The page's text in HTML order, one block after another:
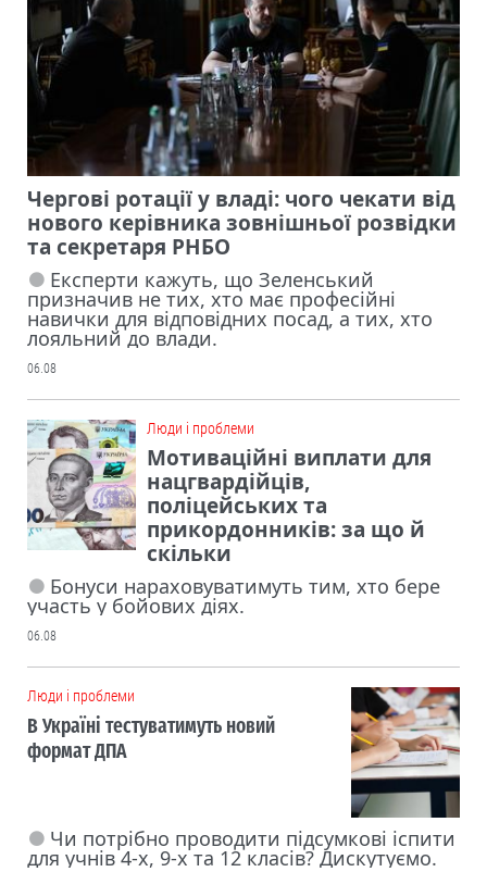
Чергові ротації у владі: чого чекати від
нового керівника зовнішньої розвідки
та секретаря РНБО
Експерти кажуть, що Зеленський
призначив не тих, хто має професійні
навички для відповідних посад, а тих, хто
лояльний до влади.
06.08
Люди і проблеми
Мотиваційні виплати для
нацгвардійців,
поліцейських та
прикордонників: за що й
скільки
Бонуси нараховуватимуть тим, хто бере
участь у бойових діях.
06.08
Люди і проблеми
В Україні тестуватимуть новий
формат ДПА
Чи потрібно проводити підсумкові іспити
для учнів 4-х, 9-х та 12 класів? Дискутуємо.